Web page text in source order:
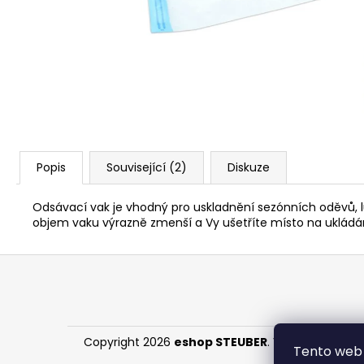
Tento
Popis Související (2) Diskuze
Odsávací vak je vhodný pro uskladnění sezónních
objem vaku výrazně zmenší a Vy ušetříte místo na
Z
Copyright 2026 eshop STEUBER. Všechna práva